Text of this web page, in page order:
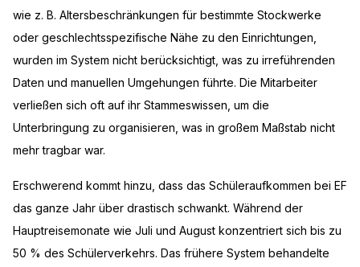
wie z. B. Altersbeschränkungen für bestimmte Stockwerke
oder geschlechtsspezifische Nähe zu den Einrichtungen,
wurden im System nicht berücksichtigt, was zu irreführenden
Daten und manuellen Umgehungen führte. Die Mitarbeiter
verließen sich oft auf ihr Stammeswissen, um die
Unterbringung zu organisieren, was in großem Maßstab nicht
mehr tragbar war.
Erschwerend kommt hinzu, dass das Schüleraufkommen bei EF
das ganze Jahr über drastisch schwankt. Während der
Hauptreisemonate wie Juli und August konzentriert sich bis zu
50 % des Schülerverkehrs. Das frühere System behandelte